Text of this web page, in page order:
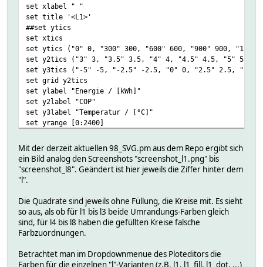
set xlabel " "
set title '<L1>'
##set ytics
set xtics
set ytics ("0" 0, "300" 300, "600" 600, "900" 900, "1200"
set y2tics ("3" 3, "3.5" 3.5, "4" 4, "4.5" 4.5, "5" 5,
set y3tics ("-5" -5, "-2.5" -2.5, "0" 0, "2.5" 2.5, "5"
set grid y2tics
set ylabel "Energie / [kWh]"
set y2label "COP"
set y3label "Temperatur / [°C]"
set yrange [0:2400]
set y3range [-5:15]
#logProxy DbLog:DBLogging,offset=-
#logProxy
##logProxy
##plot "<IN>" using 1:2 axes x1y2 title 'Gesamt-COP
## "<IN>" using 1:2 axes x1y3 title 'Ø-Temperatur
## "<IN>" using 1:2 axes x1y1 title
## "<IN>" using 1:2 axes x1y1 title 'Wärmeabgabe
Mit der derzeit aktuellen 98_SVG.pm aus dem Repo ergibt sich
ein Bild analog den Screenshots "screenshot_l1.png" bis
"screenshot_l8". Geändert ist hier jeweils die Ziffer hinter dem
"l".
Die Quadrate sind jeweils ohne Füllung, die Kreise mit. Es sieht
so aus, als ob für l1 bis l3 beide Umrandungs-Farben gleich
sind, für l4 bis l8 haben die gefüllten Kreise falsche
Farbzuordnungen.
Betrachtet man im Dropdownmenue des Ploteditors die
Farben für die einzelnen "l"-Varianten (z.B. l1, l1_fill, l1_dot, ...)